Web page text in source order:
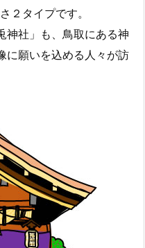
２タイプです。
神社」も、鳥取にある神
に願いを込める人々が訪